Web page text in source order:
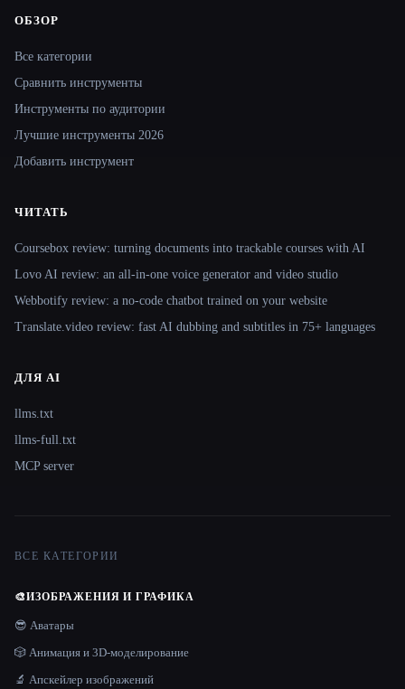
Site navigation
ОБЗОР
Все категории
Сравнить инструменты
Инструменты по аудитории
Лучшие инструменты 2026
Добавить инструмент
ЧИТАТЬ
Coursebox review: turning documents into trackable courses with AI
Lovo AI review: an all-in-one voice generator and video studio
Webbotify review: a no-code chatbot trained on your website
Translate.video review: fast AI dubbing and subtitles in 75+ languages
ДЛЯ AI
llms.txt
llms-full.txt
MCP server
ВСЕ КАТЕГОРИИ
🎨ИЗОБРАЖЕНИЯ И ГРАФИКА
😎 Аватары
🎲 Анимация и 3D-моделирование
🔬 Апскейлер изображений